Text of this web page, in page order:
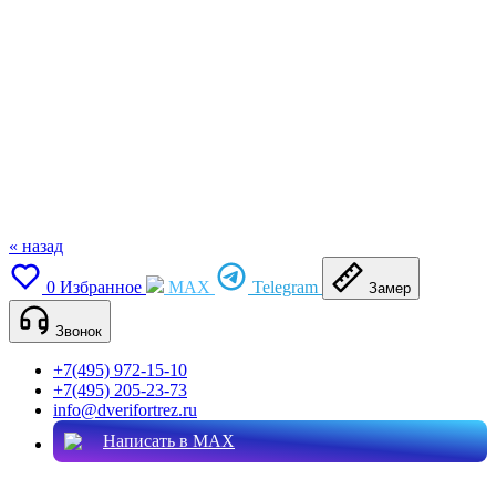
« назад
0 Избранное MAX Telegram Замер
Звонок
+7(495) 972-15-10
+7(495) 205-23-73
info@dverifortrez.ru
Написать в MAX